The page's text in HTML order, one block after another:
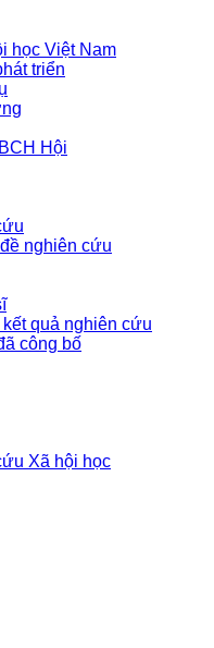
học Việt Nam
triển
Hội
nghiên cứu
quả nghiên cứu
công bố
Xã hội học